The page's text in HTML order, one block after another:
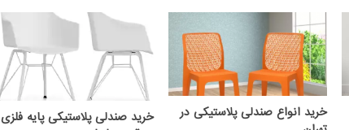
خرید انواع صندلی پلاستیکی در
خرید صندلی پلاستیکی پایه فلزی